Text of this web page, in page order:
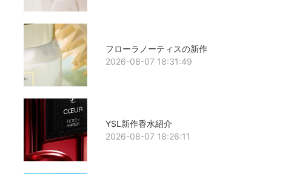
フローラノーティスの新作
2026-08-07 18:31:49
YSL新作香水紹介
2026-08-07 18:26:11